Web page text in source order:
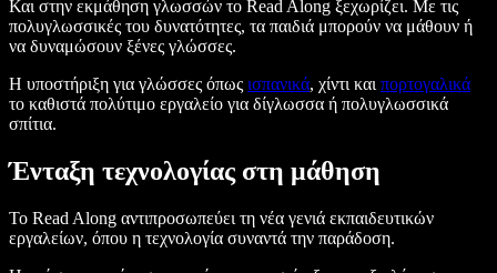
Και στην εκμάθηση γλωσσών το Read Along ξεχωρίζει. Με τις
πολυγλωσσικές του δυνατότητες, τα παιδιά μπορούν να μάθουν ή
να δυναμώσουν ξένες γλώσσες.
Η υποστήριξη για γλώσσες όπως ισπανικά, χίντι και πορτογαλικά
το καθιστά πολύτιμο εργαλείο για δίγλωσσα ή πολυγλωσσικά
σπίτια.
Ένταξη τεχνολογίας στη μάθηση
Το Read Along αντιπροσωπεύει τη νέα γενιά εκπαιδευτικών
εργαλείων, όπου η τεχνολογία συναντά την παράδοση.